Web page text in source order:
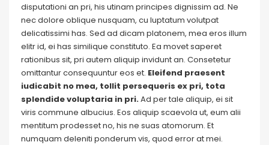
disputationi an pri, his utinam principes dignissim ad. Ne
nec dolore oblique nusquam, cu luptatum volutpat
delicatissimi has. Sed ad dicam platonem, mea eros illum
elitr id, ei has similique constituto. Ea movet saperet
rationibus sit, pri autem aliquip invidunt an. Consetetur
omittantur consequuntur eos et. Eleifend praesent
iudicabit no mea, tollit persequeris ex pri, tota
splendide voluptaria in pri.Ad per tale aliquip, ei sit
viris commune albucius. Eos aliquip scaevola ut, eum alii
mentitum prodesset no, his ne suas atomorum. Et
numquam deleniti ponderum vis, quod error at mei.